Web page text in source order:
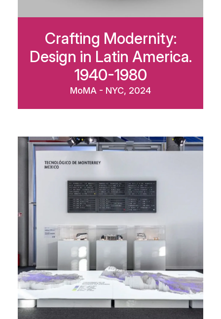
Crafting Modernity:
Design in Latin America.
1940-1980
MoMA - NYC, 2024